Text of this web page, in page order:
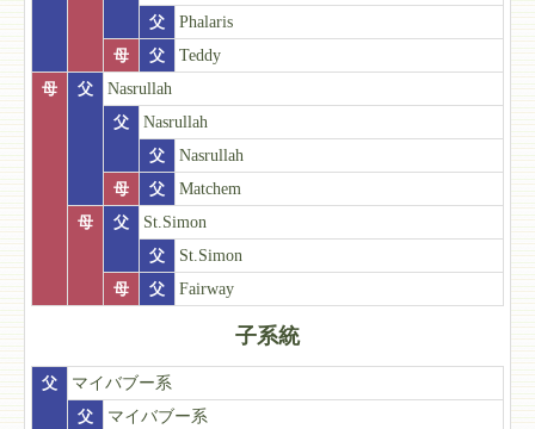
父
Phalaris
母
父
Teddy
母
父
Nasrullah
父
Nasrullah
父
Nasrullah
母
父
Matchem
母
父
St.Simon
父
St.Simon
母
父 Fairway
子系統
父
マイバブー系
父
マイバブー系